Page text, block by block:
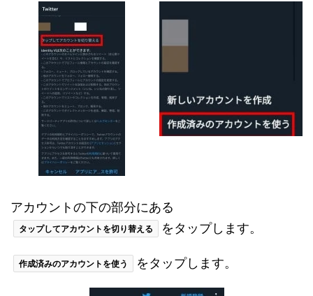
アカウントの下の部分にある
タップしてアカウントを切り替える をタップします。
作成済みのアカウントを使う をタップします。